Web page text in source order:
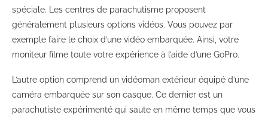
spéciale. Les centres de parachutisme proposent
généralement plusieurs options vidéos. Vous pouvez par
exemple faire le choix d’une vidéo embarquée. Ainsi, votre
moniteur filme toute votre expérience à l’aide d’une GoPro.
L’autre option comprend un vidéoman extérieur équipé d’une
caméra embarquée sur son casque. Ce dernier est un
parachutiste expérimenté qui saute en même temps que vous